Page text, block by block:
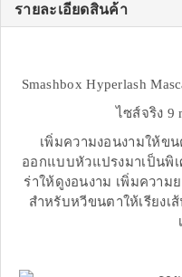
รายละเอียดสินค้า
Smashbox Hyperlash
ไซส์จริง 9
เพิ่มความงอนงามให้ข
ออกแบบหัวแปรงมาเป็นพิ
ร่าให้ดูงอนงาม เพิ่มควา
สำหรับหวีขนตาให้เรียง